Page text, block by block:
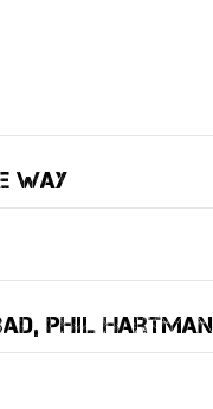
Way
Phil Hartman